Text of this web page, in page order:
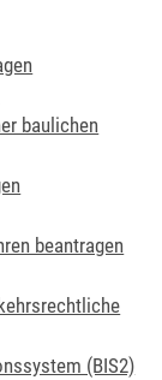
baulichen
beantragen
(BIS2)